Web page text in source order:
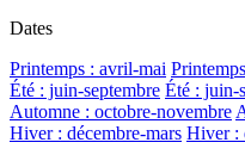
Dates
Printemps : avril-mai
Été : juin-septembre Été : juin-
Automne : octobre-novembre
Hiver : décembre-mars Hiver :